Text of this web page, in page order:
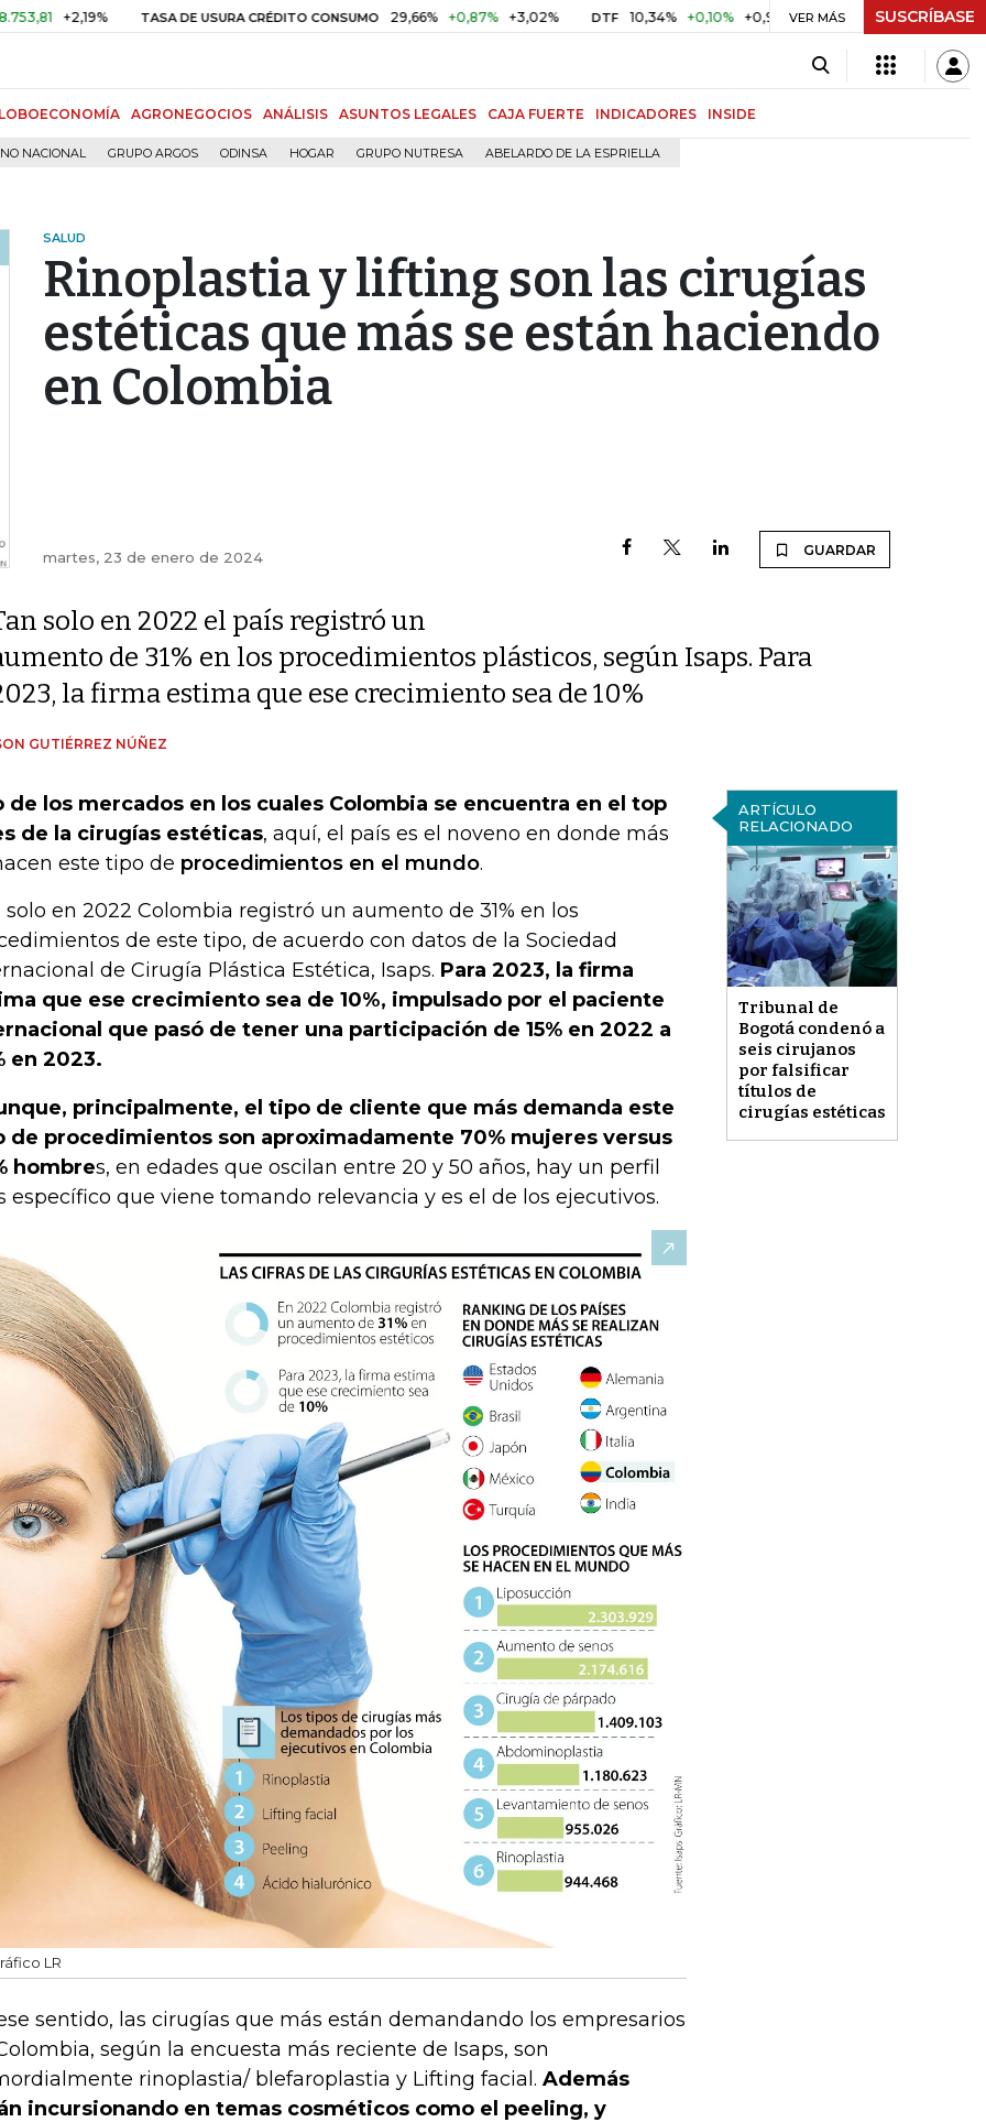
TASA DE USURA CRÉDITO CONSUMO 29,66% +0,87% +3,02% DTF 10,34% +0,10% +0,98% UVR $ 416,91 +$ 0,05 +0,01%
VER MÁS SUSCRÍBASE
AGRONEGOCIOS ANÁLISIS ASUNTOS LEGALES CAJA FUERTE INDICADORES INSIDE
NACIONAL GRUPO ARGOS ODINSA HOGAR GRUPO NUTRESA ABELARDO DE LA ESPRIELLA
SALUD
Rinoplastia y lifting son las cirugías
estéticas que más se están haciendo
en Colombia
martes, 23 de enero de 2024 GUARDAR
solo en 2022 el país registró un
de 31% en los procedimientos plásticos, según Isaps. Para
la firma estima que ese crecimiento sea de 10%
GUTIÉRREZ NÚÑEZ
ARTÍCULO
RELACIONADO
Tribunal de
Bogotá condenó a
seis cirujanos
por falsificar
títulos de
cirugías estéticas
de los mercados en los cuales Colombia se encuentra en el top
de la cirugías estéticas, aquí, el país es el noveno en donde más
este tipo de procedimientos en el mundo.
solo en 2022 Colombia registró un aumento de 31% en los
de este tipo, de acuerdo con datos de la Sociedad
de Cirugía Plástica Estética, Isaps. Para 2023, la firma
que ese crecimiento sea de 10%, impulsado por el paciente
que pasó de tener una participación de 15% en 2022 a
en 2023.
principalmente, el tipo de cliente que más demanda este
de procedimientos son aproximadamente 70% mujeres versus
hombres, en edades que oscilan entre 20 y 50 años, hay un perfil
específico que viene tomando relevancia y es el de los ejecutivos.
LR
sentido, las cirugías que más están demandando los empresarios
según la encuesta más reciente de Isaps, son
rinoplastia/ blefaroplastia y Lifting facial. Además
incursionando en temas cosméticos como el peeling, y